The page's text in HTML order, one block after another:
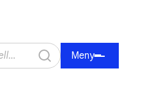
Meny